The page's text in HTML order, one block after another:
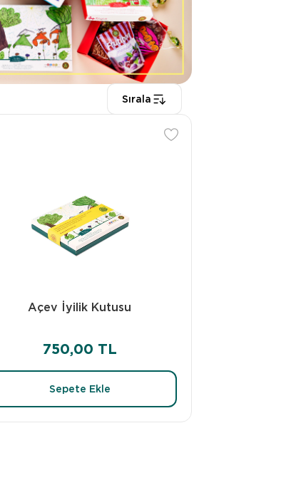
Sırala
Açev İyilik Kutusu
750,00 TL
Sepete Ekle